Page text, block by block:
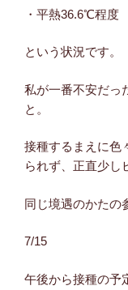
・平熱36.6℃程度
という状況です。
私が一番不安だっ
と。
接種するまえに色
られず、正直少し
同じ境遇のかたの
7/15
午後から接種の予